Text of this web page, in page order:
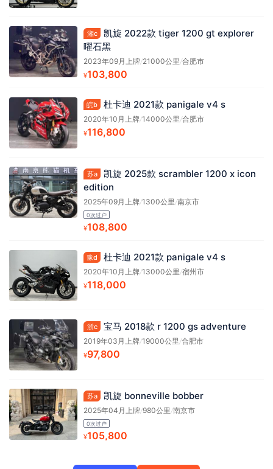
湘c
凯旋 2022款 tiger 1200 gt explorer
曜石黑
2023年09月上牌/21000公里/合肥市
¥103,800
皖b 杜卡迪 2021款 panigale v4 s
2020年10月上牌/14000公里/合肥市
¥116,800
苏a
凯旋 2025款 scrambler 1200 x icon
edition
2025年09月上牌/1300公里/南京市
0次过户
¥108,800
豫d 杜卡迪 2021款 panigale v4 s
2020年10月上牌/13000公里/宿州市
¥118,000
浙c 宝马 2018款 r 1200 gs adventure
2019年03月上牌/19000公里/合肥市
¥97,800
苏a 凯旋 bonneville bobber
2025年04月上牌/980公里/南京市
0次过户
¥105,800